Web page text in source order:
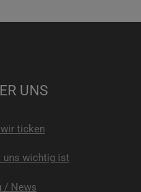
UNS
ticken
uns wichtig ist
/ News